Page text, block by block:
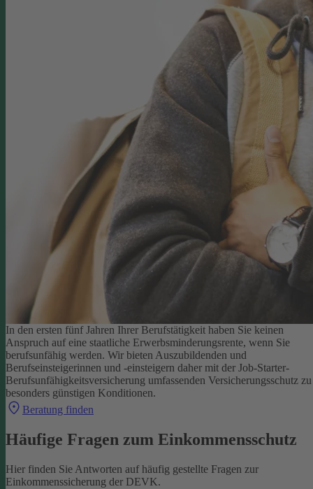
In den ersten fünf Jahren Ihrer Berufstätigkeit haben Sie keinen
Anspruch auf eine staatliche Erwerbsminderungsrente, wenn Sie
berufsunfähig werden. Wir bieten Auszubildenden und
Berufseinsteigerinnen und -einsteigern daher mit der Job-Starter-
Berufsunfähigkeitsversicherung umfassenden Versicherungsschutz zu
besonders günstigen Konditionen.
Beratung finden
Häufige Fragen zum Einkommensschutz
Hier finden Sie Antworten auf häufig gestellte Fragen zur
Einkommenssicherung der DEVK.